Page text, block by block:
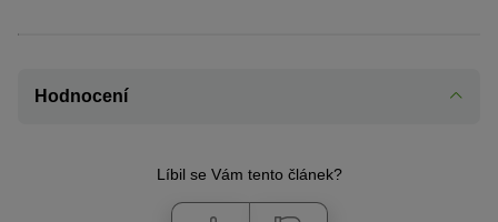
Pčed nákupem štěňete se ujastněte, že oba rodiče jsou zdraví.
Hodnocení
Líbil se Vám tento článek?